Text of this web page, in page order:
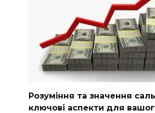
Розуміння та значення
ключові аспекти для